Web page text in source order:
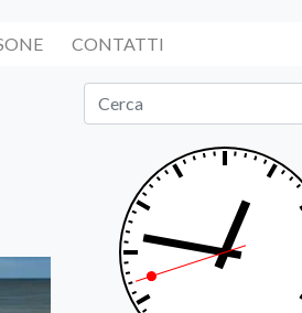
CONTATTI